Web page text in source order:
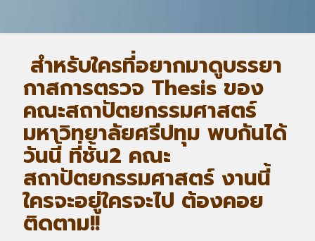
สำหรับใครที่อยากมาดูบรรยา
กาสการตรวจ Thesis ของ
คณะสถาปัตยกรรมศาสตร์
มหาวิทยาลัยศรีปทุม พบกันได้
วันนี้ ที่ชั้น2 คณะ
สถาปัตยกรรมศาสตร์ งานนี้
ใครจะอยู่ใครจะไป ต้องคอย
ติดตาม!!